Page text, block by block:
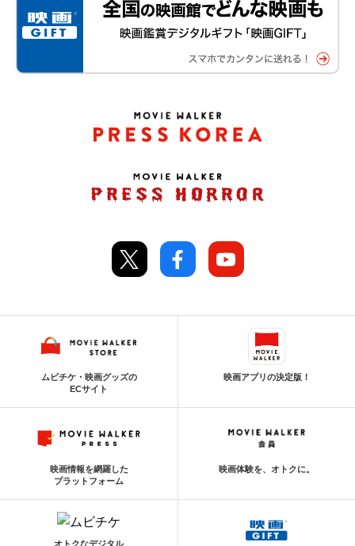
ムビチケ・映画グッズの
ECサイト
映画アプリの決定版！
映画情報を網羅した
プラットフォーム
映画体験を、オトクに。
オトクなデジタル